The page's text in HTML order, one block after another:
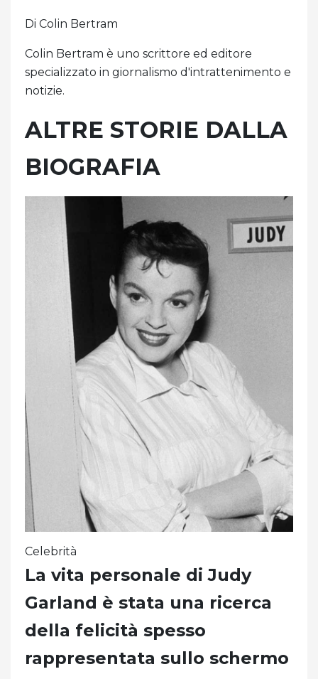
Di Colin Bertram
Colin Bertram è uno scrittore ed editore
specializzato in giornalismo d'intrattenimento e
notizie.
ALTRE STORIE DALLA
BIOGRAFIA
Celebrità
La vita personale di Judy
Garland è stata una ricerca
della felicità spesso
rappresentata sullo schermo